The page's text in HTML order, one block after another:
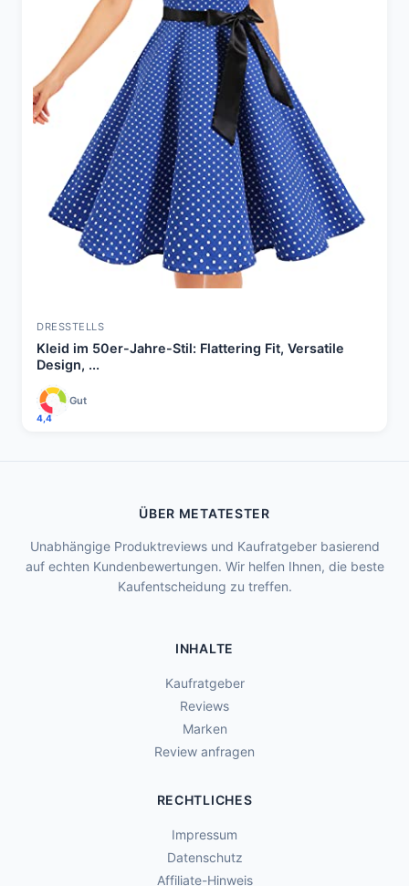
DRESSTELLS
Kleid im 50er-Jahre-Stil: Flattering Fit, Versatile
Design, ...
4,4
Gut
ÜBER METATESTER
Unabhängige Produktreviews und Kaufratgeber basierend
auf echten Kundenbewertungen. Wir helfen Ihnen, die beste
Kaufentscheidung zu treffen.
INHALTE
Kaufratgeber
Reviews
Marken
Review anfragen
RECHTLICHES
Impressum
Datenschutz
Affiliate-Hinweis